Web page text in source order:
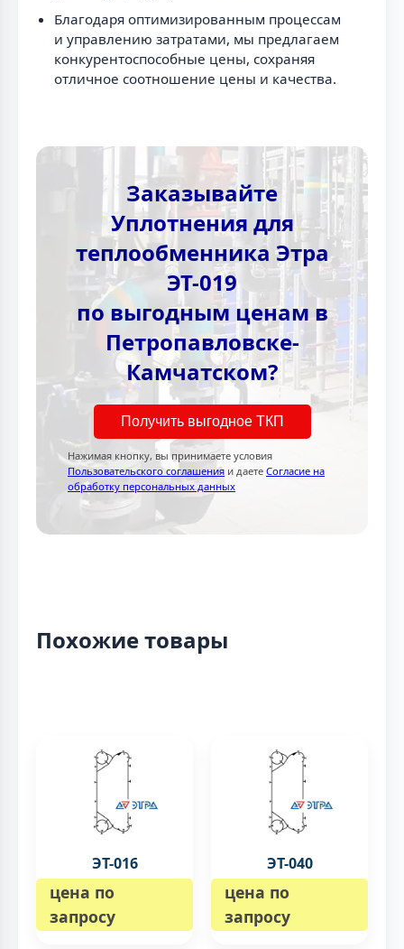
Благодаря оптимизированным процессам
и управлению затратами, мы предлагаем
конкурентоспособные цены, сохраняя
отличное соотношение цены и качества.
Заказывайте
Уплотнения для
теплообменника Этра
ЭТ-019
по выгодным ценам в
Петропавловске-
Камчатском?
Получить выгодное ТКП
Нажимая кнопку, вы принимаете условия
Пользовательского соглашения и даете Согласие на
обработку персональных данных
Похожие товары
ЭТ-016
цена по
запросу
ЭТ-040
цена по
запросу